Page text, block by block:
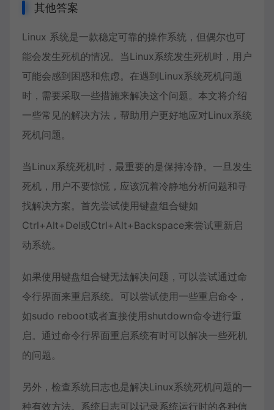
其他答案
Linux 系统是一款稳定可靠的操作系统，但偶尔也可
能会发生死机的情况。当Linux系统发生死机时，用户
可能会感到困惑和焦虑。在遇到Linux系统死机问题
时，需要采取一些措施来解决这个问题。本文将介绍
一些常见的解决方法，帮助用户更好地应对Linux系统
死机问题。
当Linux系统死机时，最重要的是保持冷静。一旦发生
死机，用户不要惊慌，应该沉着冷静地分析问题和寻
找解决方案。首先尝试使用键盘组合键如
Ctrl+Alt+Del或Ctrl+Alt+Backspace来尝试重新启
动系统。
如果使用键盘组合键无法解决问题，可以尝试通过命
令行界面来重启系统。可以尝试使用一些重启命令，
如sudo reboot或者直接使用shutdown命令进行重
启。通过命令行界面重启系统有时可以解决一些死机
的问题。
另外，检查系统日志也是解决Linux系统死机问题的一
种有效方法。系统日志可以记录系统运行时的各种信